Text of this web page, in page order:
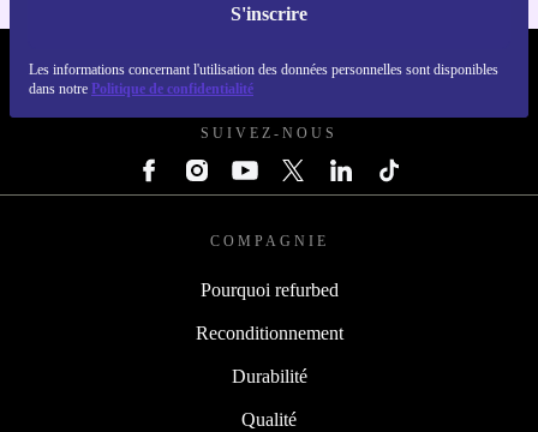
S'inscrire
Les informations concernant l'utilisation des données personnelles sont disponibles
dans notre Politique de confidentialité
REFURBED LUXEMBOURG - RETHINK NEW.
SUIVEZ-NOUS
COMPAGNIE
Pourquoi refurbed
Reconditionnement
Durabilité
Qualité